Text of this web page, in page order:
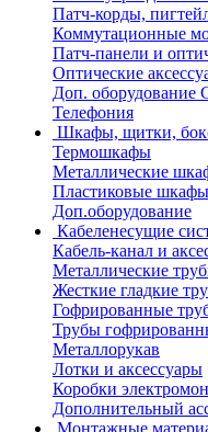
Патч-корды,
Коммутационные
Патч-панели и
Оптические
Доп. оборудование
Телефония
Шкафы, щитки,
Термошкафы
Металлические
Пластиковые шкафы
Доп.оборудование
Кабеленесущие
Кабель-канал и
Металлические
Жесткие гладкие
Гофрированные
Трубы
Металлорукав
Лотки и аксессуары
Коробки
Дополнительный
Монтажные